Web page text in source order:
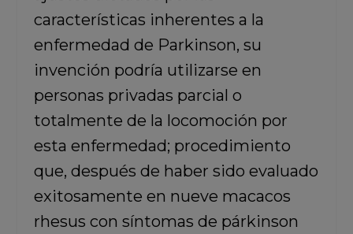
características inherentes a la
enfermedad de Parkinson, su
invención podría utilizarse en
personas privadas parcial o
totalmente de la locomoción por
esta enfermedad; procedimiento
que, después de haber sido evaluado
exitosamente en nueve macacos
rhesus con síntomas de párkinson